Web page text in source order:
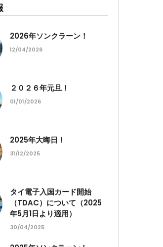
2026年ソンクラーン！
12/04/2026
２０２６年元旦！
01/01/2026
2025年大晦日！
31/12/2025
タイ電子入国カード開始
（TDAC）について（2025
年5月1日より適用）
30/04/2025